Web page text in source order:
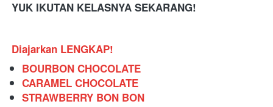
YUK IKUTAN KELASNYA SEKARANG!
Diajarkan LENGKAP!
BOURBON CHOCOLATE
CARAMEL CHOCOLATE
STRAWBERRY BON BON